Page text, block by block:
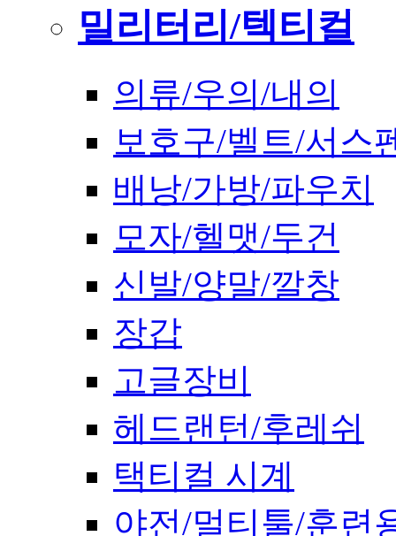
밀리터리/텍티컬
의류/우의/내의
보호구/벨트/서스
배낭/가방/파우치
모자/헬맷/두건
신발/양말/깔창
장갑
고글장비
헤드랜턴/후레쉬
택티컬 시계
야전/멀티툴/훈련